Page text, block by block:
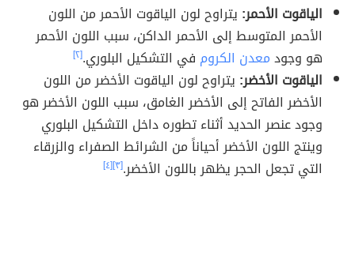
الياقوت الأحمر: يتراوح لون الياقوت الأحمر من اللون
الأحمر المتوسط إلى الأحمر الداكن، سبب اللون الأحمر
هو وجودمعدن الكروم في التشكيل البلوري.[٢]
الياقوت الأخضر: يتراوح لون الياقوت الأخضر من اللون
الأخضر الفاتح إلى الأخضر الغامق، سبب اللون الأخضر هو
وجود عنصر الحديد أثناء تطوره داخل التشكيل البلوري
وينتج اللون الأخضر أحياناً من الشرائط الصفراء والزرقاء
التي تجعل الحجر يظهر باللون الأخضر.[٣] [٤]